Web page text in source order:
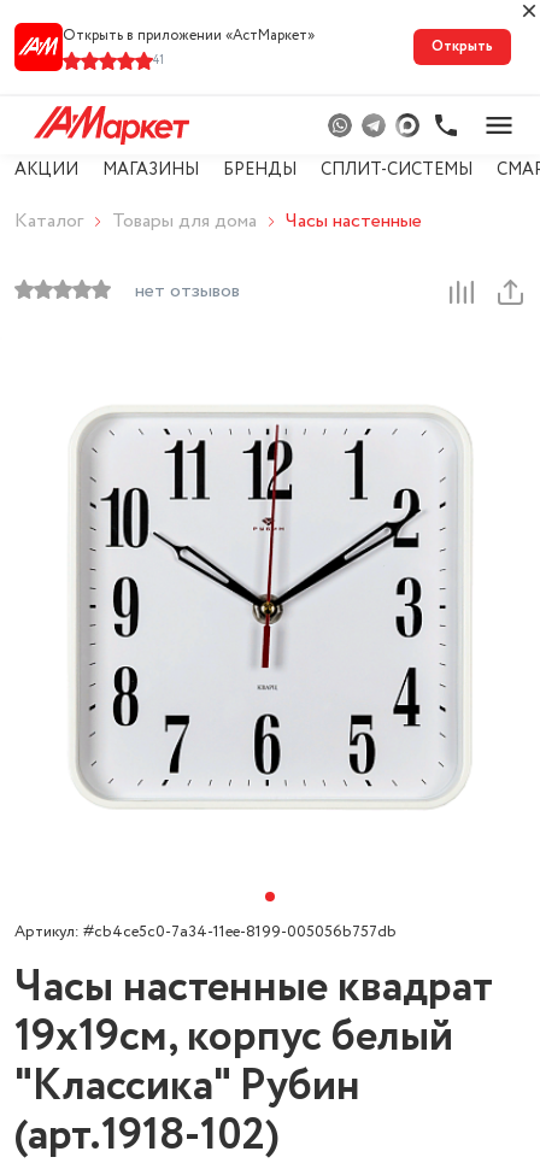
Открыть в приложении «АстМарке‪т‬»
41
Открыть
АКЦИИ МАГАЗИНЫ БРЕНДЫ СПЛИТ-СИСТЕМЫ
Каталог Товары для дома Часы настенные
нет отзывов
Артикул: #cb4ce5c0-7a34-11ee-8199-005056b757db
Часы настенные квадрат
19х19см, корпус белый
"Классика" Рубин
(арт.1918-102)